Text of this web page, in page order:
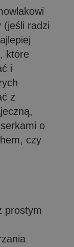
(jeśli radzi
które
i
z
o
czy
prostym